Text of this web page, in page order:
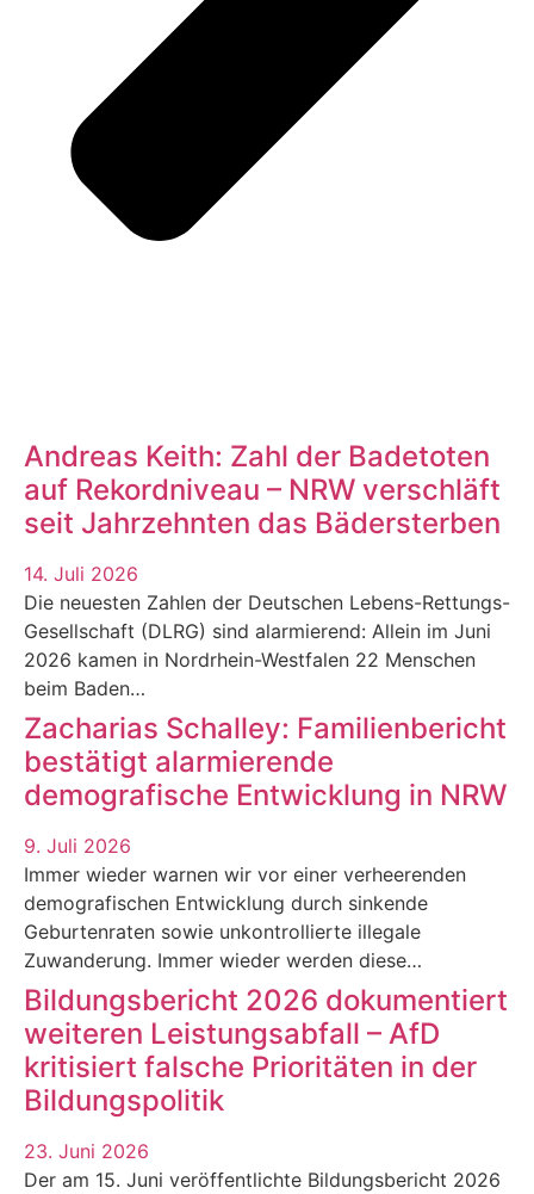
Andreas Keith: Zahl der Badetoten
auf Rekordniveau – NRW verschläft
seit Jahrzehnten das Bädersterben
14. Juli 2026
Die neuesten Zahlen der Deutschen Lebens-Rettungs-
Gesellschaft (DLRG) sind alarmierend: Allein im Juni
2026 kamen in Nordrhein-Westfalen 22 Menschen
beim Baden…
Zacharias Schalley: Familienbericht
bestätigt alarmierende
demografische Entwicklung in NRW
9. Juli 2026
Immer wieder warnen wir vor einer verheerenden
demografischen Entwicklung durch sinkende
Geburtenraten sowie unkontrollierte illegale
Zuwanderung. Immer wieder werden diese…
Bildungsbericht 2026 dokumentiert
weiteren Leistungsabfall – AfD
kritisiert falsche Prioritäten in der
Bildungspolitik
23. Juni 2026
Der am 15. Juni veröffentlichte Bildungsbericht 2026